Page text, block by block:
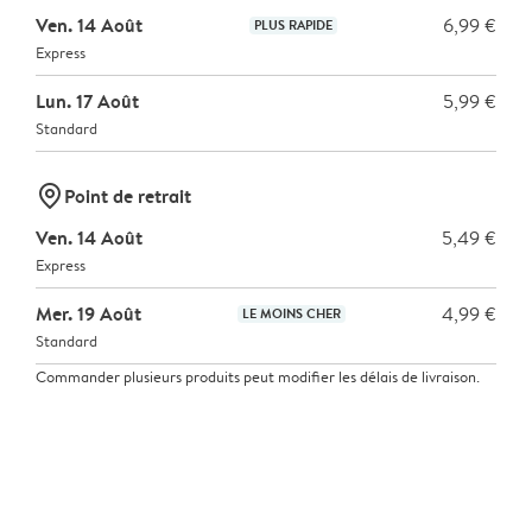
Ven. 14 Août
PLUS RAPIDE 6,99 €
Express
Lun. 17 Août 5,99 €
Standard
marker-pinPoint de retrait
Ven. 14 Août
5,49 €
Express
Mer. 19 Août LE MOINS CHER 4,99 €
Standard
Commander plusieurs produits peut modifier les délais de livraison.